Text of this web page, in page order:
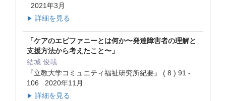
2021年3月
▶ 詳細を見る
「ケアのエピファニーとは何か〜発達障害者の理解と
支援方法から考えたこと〜」
結城 俊哉
『立教大学コミュニティ福祉研究所紀要』 ( 8 ) 91 -
106 2020年11月
▶ 詳細を見る